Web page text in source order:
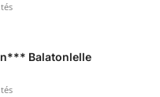
Balatonlelle